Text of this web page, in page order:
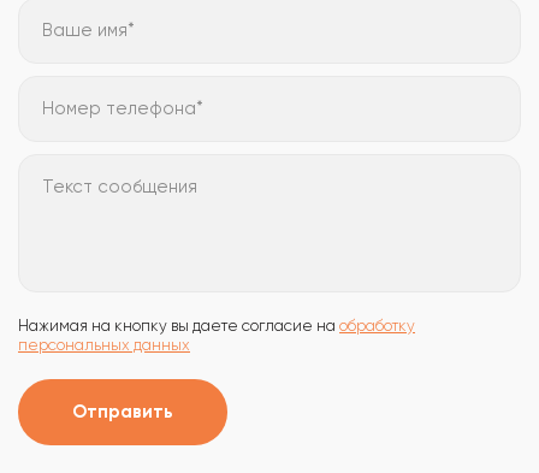
Ваше имя*
Номер телефона*
Текст сообщения
Нажимая на кнопку вы даете согласие на обработку
персональных данных
Отправить